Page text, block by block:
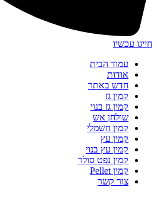
חייגו עכשיו
עמוד הבית
אודות
חדש באתר
קמין גז
קמין גז בנוי
שולחן אש
קמין חשמלי
קמין עץ
קמין עץ בנוי
קמין נפט סולר
קמין Pellet
צור קשר